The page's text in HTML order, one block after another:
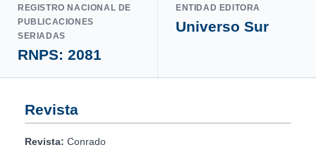
REGISTRO NACIONAL DE
PUBLICACIONES
SERIADAS
RNPS: 2081
ENTIDAD EDITORA
Universo Sur
Revista
Revista: Conrado